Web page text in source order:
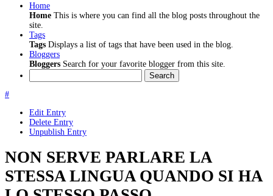
Home
Home This is where you can find all the blog posts throughout the
site.
Tags
Tags Displays a list of tags that have been used in the blog.
Bloggers
Bloggers Search for your favorite blogger from this site.
Search
#
Edit Entry
Delete Entry
Unpublish Entry
NON SERVE PARLARE LA
STESSA LINGUA QUANDO SI HA